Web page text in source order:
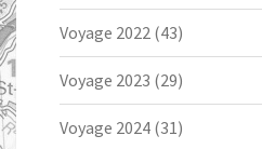
Voyage 2022 (43)
Voyage 2023 (29)
Voyage 2024 (31)